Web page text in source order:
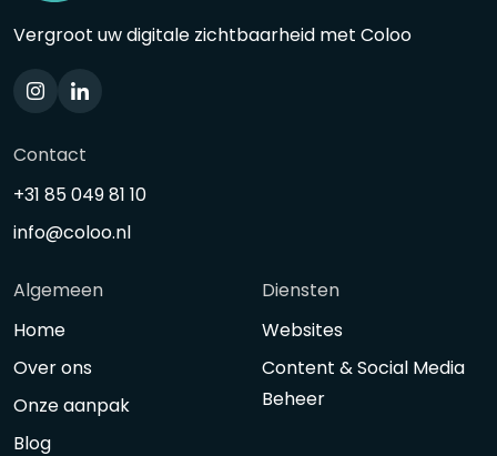
Vergroot uw digitale zichtbaarheid met Coloo
Contact
+31 85 049 81 10
info@coloo.nl
Algemeen
Home
Over ons
Onze aanpak
Blog
Diensten
Websites
Content & Social Media
Beheer